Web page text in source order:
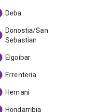
Deba
Donostia/San
Sebastian
Elgoibar
Errenteria
Hernani
Hondarribia